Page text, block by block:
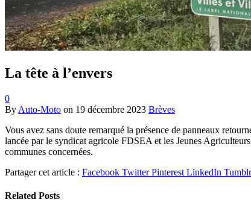
La tête à l’envers
0
By Auto-Moto on 19 décembre 2023 Brèves
Vous avez sans doute remarqué la présence de panneaux
lancée par le syndicat agricole FDSEA et les Jeunes
communes concernées.
Partager cet article : Facebook Twitter Pinterest LinkedIn Tumblr
Related Posts